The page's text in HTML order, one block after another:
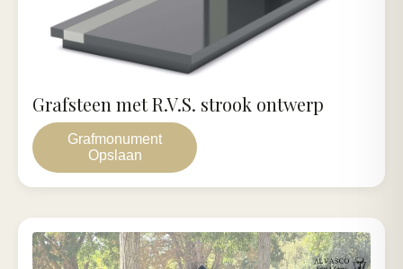
Grafmonument
Opslaan
Grafsteen met R.V.S. strook ontwerp